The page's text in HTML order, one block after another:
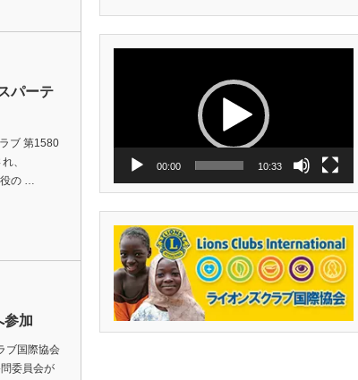
パーテ
ブ 第1580
、
役の …
参加
ブ国際協会
委員会が
00:00 10:33